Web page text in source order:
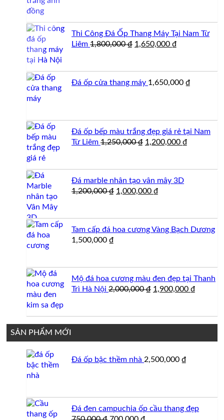
Thi Công Đá Ốp Thang Máy Tại Nam Từ
Liêm 1,800,000₫ Giá
1,650,000 ₫
1,650,000 ₫.
Đá ốp cửa thang máy 1,650,000 ₫
Đá ốp bếp màu trắng đẹp giá rẻ tại Nam
Từ Liêm 1,250,000₫ Giá
1,200,000 ₫
Đá marble nhân tạo vân mây 3D
1,200,000₫ Giá
1,000,000 ₫
1,000,000 ₫.
Tam cấp đá hoa cương Vàng Bạch Dương
1,500,000 ₫
Mộ đá hoa cương màu đen đẹp tại Thanh
Trì Hà Nội 2,000,000₫ Giá
1,900,000 ₫
SẢN PHẨM MỚI
Đá ốp bậc thềm nhà 2,500,000 ₫
Đá đen campuchia ốp cầu thang đẹp
Giá